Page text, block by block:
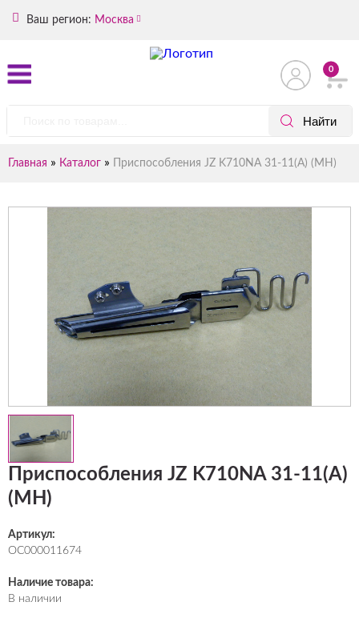
Ваш регион: Москва
0
Главная » Каталог » Приспособления JZ K710NA 31-11(А) (MH)
Приспособления JZ K710NA 31-11(А)
(MH)
Артикул:
ОС000011674
Наличие товара:
В наличии